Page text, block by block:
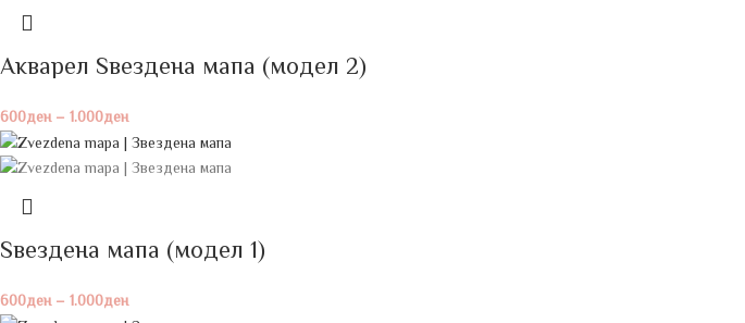
Акварел Ѕвездена мапа (модел 2)
600ден – 1.000ден
Ѕвездена мапа (модел 1)
600ден– 1.000ден